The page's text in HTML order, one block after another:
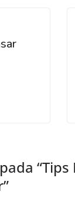
“Tips
”